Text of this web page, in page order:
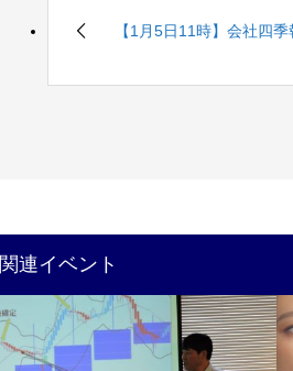
【1月5日11時】会社四
関連イベント